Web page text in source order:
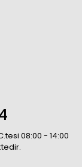
08:00 - 14:00